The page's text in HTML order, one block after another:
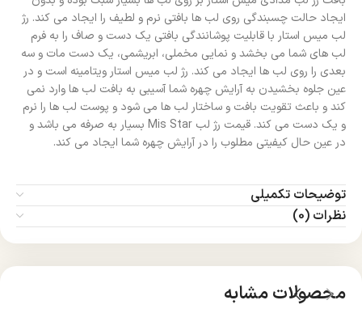
ایجاد حالت چسبندگی روی لب ها بافتی نرم و لطیف را ایجاد می کند. رژ
لب میس استار با قابلیت پوشانندگی بافتی یک دست و صاف را به فرم
لب های شما می بخشد و نمایی مخملی، ابریشمی، یک دست مات و سه
بعدی را روی لب ها ایجاد می کند. رژ لب میس استار ویتامینه است و در
عین جلوه بخشیدن به آرایش چهره شما آسیبی به بافت لب ها وارد نمی
کند و باعث تقویت بافت و ساختار لب ها می شود و پوست لب ها را نرم
و یک دست می کند. قیمت رژ لب Mis Star بسیار به صرفه می باشد و
در عین حال کیفیتی مطلوب را در آرایش چهره شما ایجاد می کند.
توضیحات تکمیلی
نظرات (0)
محصولات مشابه